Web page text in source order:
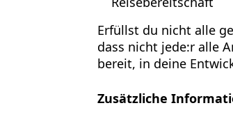
Erfüllst du nicht alle
dass nicht jede:r alle
bereit, in deine
Zusätzliche